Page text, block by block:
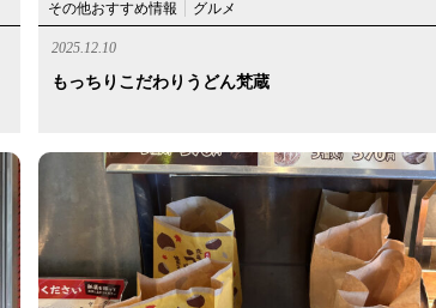
その他おすすめ情報 グルメ
2025.12.10
もっちりこだわりうどん梵蔵